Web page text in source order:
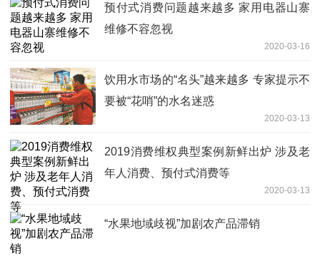
预付式消费问题越来越多 家用电器山寨
维修不容忽视
2020-03-16
饮用水市场的“名头”越来越多 专家提示不
要被“花哨”的水名迷惑
2020-03-13
2019消费维权典型案例新鲜出炉 涉及老
年人消费、预付式消费等
2020-03-13
“水果地域歧视”加剧农产品滞销